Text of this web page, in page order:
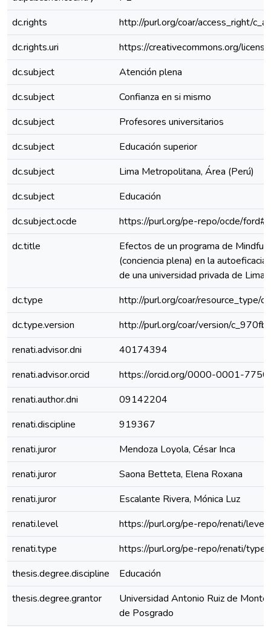
dc.rights
http://purl.org/coar/access_right/
dc.rights.uri
https://creativecommons.org/
dc.subject
Atención plena
dc.subject
Confianza en si mismo
dc.subject
Profesores universitarios
dc.subject
Educación superior
dc.subject
Lima Metropolitana, Área (Perú)
dc.subject
Educación
dc.subject.ocde
https://purl.org/pe-repo/ocde/
dc.title
Efectos de un programa de
(conciencia plena) en la
de una universidad privada de Lima
dc.type
http://purl.org/coar/resource_type/
dc.type.version
http://purl.org/coar/version/
renati.advisor.dni
40174394
renati.advisor.orcid
https://orcid.org/0000-0001-
renati.author.dni
09142204
renati.discipline
919367
renati.juror
Mendoza Loyola, César Inca
renati.juror
Saona Betteta, Elena Roxana
renati.juror
Escalante Rivera, Mónica Luz
renati.level
https://purl.org/pe-repo/renati/
renati.type
https://purl.org/pe-repo/renati/
thesis.degree.discipline
Educación
thesis.degree.grantor
Universidad Antonio Ruiz de
de Posgrado